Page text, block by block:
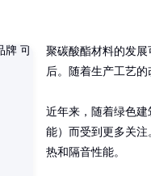
聚碳酸酯材料的发展
后。随着生产工艺
近年来，随着绿色
能）而受到更多关
热和隔音性能。